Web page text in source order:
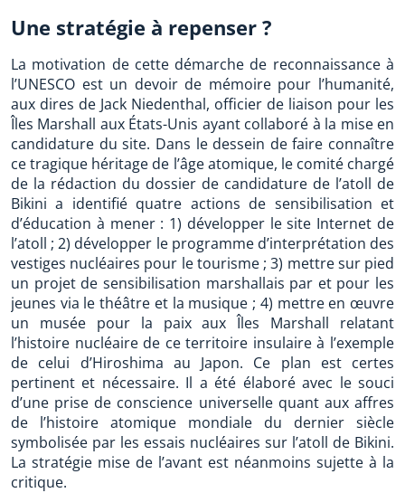
Une stratégie à repenser ?
La motivation de cette démarche de reconnaissance à
l’UNESCO est un devoir de mémoire pour l’humanité,
aux dires de Jack Niedenthal, officier de liaison pour les
Îles Marshall aux États-Unis ayant collaboré à la mise en
candidature du site. Dans le dessein de faire connaître
ce tragique héritage de l’âge atomique, le comité chargé
de la rédaction du dossier de candidature de l’atoll de
Bikini a identifié quatre actions de sensibilisation et
d’éducation à mener : 1) développer le site Internet de
l’atoll ; 2) développer le programme d’interprétation des
vestiges nucléaires pour le tourisme ; 3) mettre sur pied
un projet de sensibilisation marshallais par et pour les
jeunes via le théâtre et la musique ; 4) mettre en œuvre
un musée pour la paix aux Îles Marshall relatant
l’histoire nucléaire de ce territoire insulaire à l’exemple
de celui d’Hiroshima au Japon. Ce plan est certes
pertinent et nécessaire. Il a été élaboré avec le souci
d’une prise de conscience universelle quant aux affres
de l’histoire atomique mondiale du dernier siècle
symbolisée par les essais nucléaires sur l’atoll de Bikini.
La stratégie mise de l’avant est néanmoins sujette à la
critique.